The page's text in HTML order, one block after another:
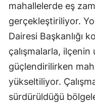
mahallelerde eş
gerçekleştiriliyor.
Dairesi Başkanlığı
çalışmalarla, ilçenin
güçlendirilirken
yükseltiliyor.
sürdürüldüğü